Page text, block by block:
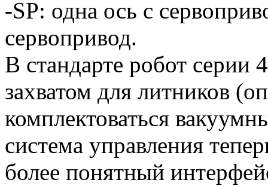
-SP: одна ось с
сервопривод.
В стандарте робот серии
захватом для литников
комплектоваться
система управления
более понятный